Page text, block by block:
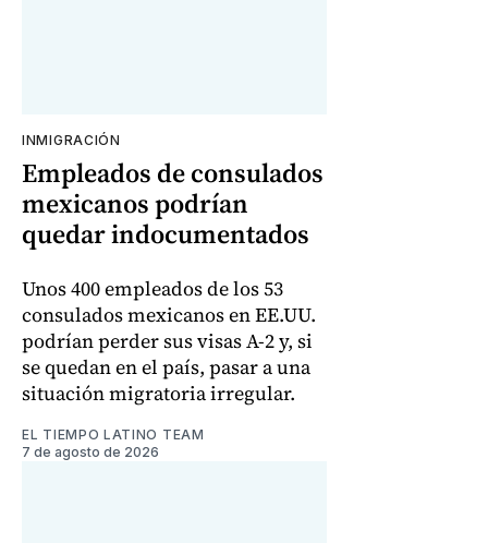
INMIGRACIÓN
Empleados de consulados
mexicanos podrían
quedar indocumentados
Unos 400 empleados de los 53
consulados mexicanos en EE.UU.
podrían perder sus visas A-2 y, si
se quedan en el país, pasar a una
situación migratoria irregular.
EL TIEMPO LATINO TEAM
7 de agosto de 2026